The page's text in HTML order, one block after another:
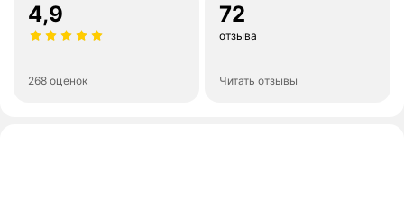
4,9
268 оценок
72
отзыва
Читать отзывы